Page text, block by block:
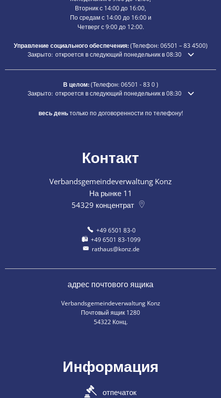
Вторник с 14:00 до 16:00,
По средам с 14:00 до 16:00 и
Четверг с 9:00 до 12:00.
Управление социального обеспечения:(Телефон:06501 – 834500)
Нажмите, чтобы скрыть дополнительное время открытия или
Закрыто: откроется в следующий понедельник в 08:30
В целом:(Телефон:06501 - 83 0)
Нажмите, чтобы скрыть дополнительное время открытия или
Закрыто: откроется в следующий понедельник в 08:30
весь деньтолько по договоренности по телефону!
Контакт
Verbandsgemeindeverwaltung Konz
На рынке 11
54329 концентрат
+49 6501 83-0
+49 6501 83-1099
rathaus@konz.de
адрес почтового ящика
Verbandsgemeindeverwaltung Konz
Почтовый ящик 1280
54322 Конц.
Информация
отпечаток